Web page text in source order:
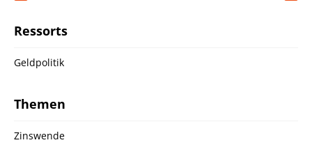
Ressorts
Geldpolitik
Themen
Zinswende